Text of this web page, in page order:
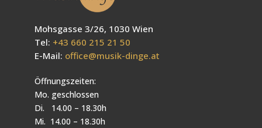
Mohsgasse 3/26, 1030 Wien
Tel: +43 660 215 21 50
E-Mail: office@musik-dinge.at
Öffnungszeiten:
Mo. geschlossen
Di. 14.00 – 18.30h
Mi. 14.00 – 18.30h